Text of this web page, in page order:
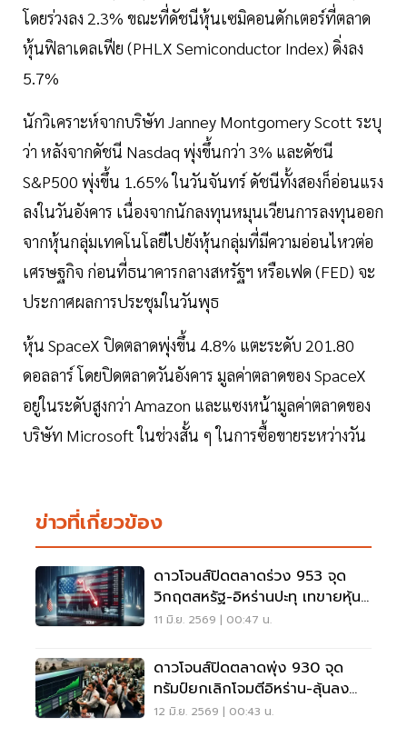
โดยร่วงลง 2.3% ขณะที่ดัชนีหุ้นเซมิคอนดักเตอร์ที่ตลาด
หุ้นฟิลาเดลเฟีย (PHLX Semiconductor Index) ดิ่งลง
5.7%
นักวิเคราะห์จากบริษัท Janney Montgomery Scott ระบุ
ว่า หลังจากดัชนี Nasdaq พุ่งขึ้นกว่า 3% และดัชนี
S&P500 พุ่งขึ้น 1.65% ในวันจันทร์ ดัชนีทั้งสองก็อ่อนแรง
ลงในวันอังคาร เนื่องจากนักลงทุนหมุนเวียนการลงทุนออก
จากหุ้นกลุ่มเทคโนโลยีไปยังหุ้นกลุ่มที่มีความอ่อนไหวต่อ
เศรษฐกิจ ก่อนที่ธนาคารกลางสหรัฐฯ หรือเฟด (FED) จะ
ประกาศผลการประชุมในวันพุธ
หุ้น SpaceX ปิดตลาดพุ่งขึ้น 4.8% แตะระดับ 201.80
ดอลลาร์ โดยปิดตลาดวันอังคาร มูลค่าตลาดของ SpaceX
อยู่ในระดับสูงกว่า Amazon และแซงหน้ามูลค่าตลาดของ
บริษัท Microsoft ในช่วงสั้น ๆ ในการซื้อขายระหว่างวัน
ข่าวที่เกี่ยวข้อง
ดาวโจนส์ปิดตลาดร่วง 953 จุด
วิกฤตสหรัฐ-อิหร่านปะทุ เทขายหุ้น
ชิปฉุดตลาดโลก
11 มิ.ย. 2569 | 00:47 น.
ดาวโจนส์ปิดตลาดพุ่ง 930 จุด
ทรัมป์ยกเลิกโจมตีอิหร่าน-ลุ้นลง
นามสันติภาพ
12 มิ.ย. 2569 | 00:43 น.